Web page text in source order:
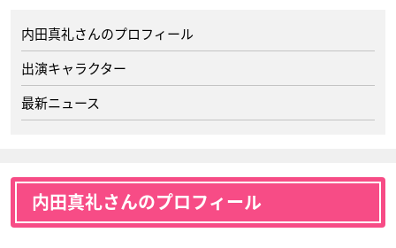
内田真礼さんのプロフィール
出演キャラクター
最新ニュース
内田真礼さんのプロフィール